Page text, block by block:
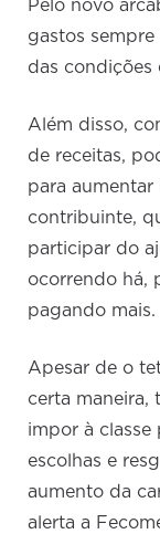
Pelo novo
gastos
das condições
Além disso,
de receitas,
para
contribuinte,
participar do
ocorrendo há,
pagando mais.
Apesar de o
certa maneira,
impor à classe
escolhas e
aumento da
alerta a